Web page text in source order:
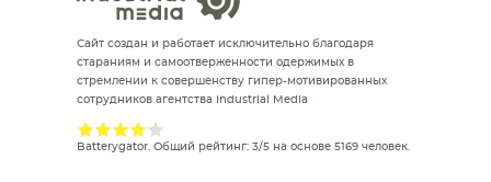
Сайт создан и работает исключительно благодаря
стараниям и самоотверженности одержимых в
стремлении к совершенству гипер-мотивированных
сотрудников агентства Industrial Media
Batterygator. Общий рейтинг: 3/5 на основе 5169 человек.